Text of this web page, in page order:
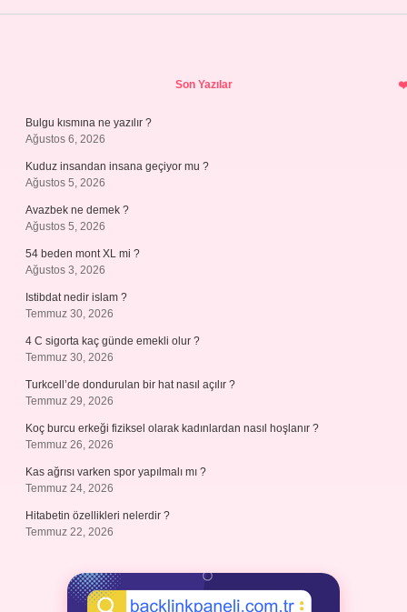
Son Yazılar
Bulgu kısmına ne yazılır ?
Ağustos 6, 2026
Kuduz insandan insana geçiyor mu ?
Ağustos 5, 2026
Avazbek ne demek ?
Ağustos 5, 2026
54 beden mont XL mi ?
Ağustos 3, 2026
Istibdat nedir islam ?
Temmuz 30, 2026
4 C sigorta kaç günde emekli olur ?
Temmuz 30, 2026
Turkcell’de dondurulan bir hat nasıl açılır ?
Temmuz 29, 2026
Koç burcu erkeği fiziksel olarak kadınlardan nasıl hoşlanır ?
Temmuz 26, 2026
Kas ağrısı varken spor yapılmalı mı ?
Temmuz 24, 2026
Hitabetin özellikleri nelerdir ?
Temmuz 22, 2026